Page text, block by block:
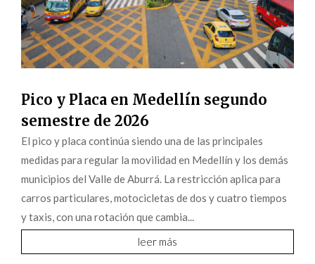
Pico y Placa en Medellín segundo
semestre de 2026
El pico y placa continúa siendo una de las principales
medidas para regular la movilidad en Medellín y los demás
municipios del Valle de Aburrá. La restricción aplica para
carros particulares, motocicletas de dos y cuatro tiempos
y taxis, con una rotación que cambia...
leer más